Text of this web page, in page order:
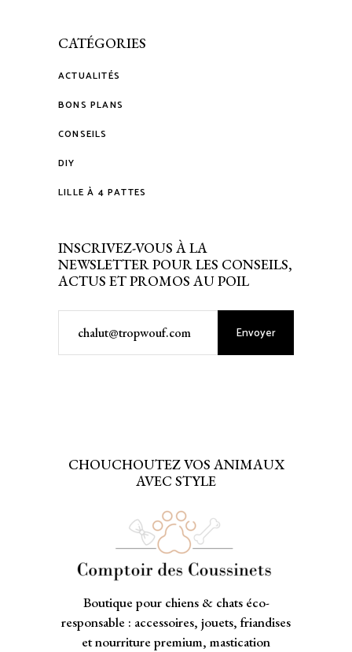
CATÉGORIES
ACTUALITÉS
BONS PLANS
CONSEILS
DIY
LILLE À 4 PATTES
INSCRIVEZ-VOUS À LA
NEWSLETTER POUR LES CONSEILS,
ACTUS ET PROMOS AU POIL
Envoyer
CHOUCHOUTEZ VOS ANIMAUX
AVEC STYLE
Boutique pour chiens & chats éco-
responsable : accessoires, jouets, friandises
et nourriture premium, mastication